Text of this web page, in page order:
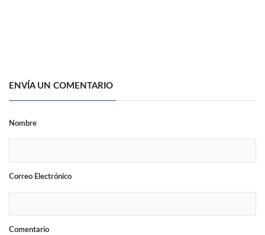
ENVÍA UN COMENTARIO
Nombre
Correo Electrónico
Comentario